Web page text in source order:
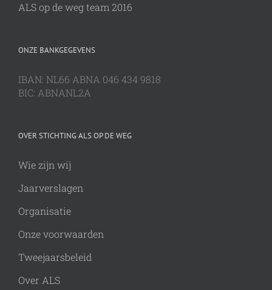
ALS op de weg team 2016
ONZE BANKGEGEVENS
IBAN: NL66 ABNA 046 434 9818
BIC: ABNANL2A
OVER STICHTING ALS OP DE WEG
Wie zijn wij
Jaarverslagen
Organisatie
Onze voorwaarden
Tweejaarsbeleid
Over ALS